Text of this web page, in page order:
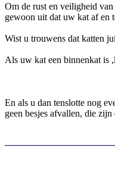
Om de rust en veiligheid
gewoon uit dat uw kat af en
Wist u trouwens dat katten
Als uw kat een binnenkat is
En als u dan tenslotte nog
geen besjes afvallen, die